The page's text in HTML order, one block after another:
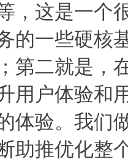
，这是一个
的一些硬核
第二就是，
用户体验和
体验。我们
助推优化整